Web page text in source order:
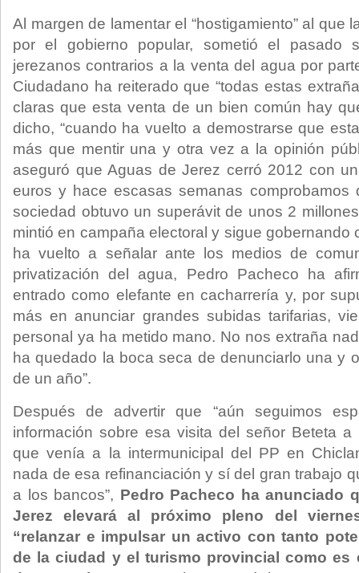
Al margen de lamentar el “hostigamiento” al que
por el gobierno popular, sometió el pasado
jerezanos contrarios a la venta del agua por
Ciudadano ha reiterado que “todas estas
claras que esta venta de un bien común hay
dicho, “cuando ha vuelto a demostrarse que
más que mentir una y otra vez a la opinión
aseguró que Aguas de Jerez cerró 2012 con
euros y hace escasas semanas comprobamos
sociedad obtuvo un superávit de unos 2
mintió en campaña electoral y sigue gobernando
ha vuelto a señalar ante los medios de
privatización del agua, Pedro Pacheco ha
entrado como elefante en cacharrería y, por
más en anunciar grandes subidas tarifarias,
personal ya ha metido mano. No nos extraña
ha quedado la boca seca de denunciarlo una y
de un año”.
Después de advertir que “aún seguimos
información sobre esa visita del señor Beteta
que venía a la intermunicipal del PP en
nada de esa refinanciación y sí del gran trabajo
a los bancos”, Pedro Pacheco ha anunciado
Jerez elevará al próximo pleno del
“relanzar e impulsar un activo con tanto
de la ciudad y el turismo provincial como es